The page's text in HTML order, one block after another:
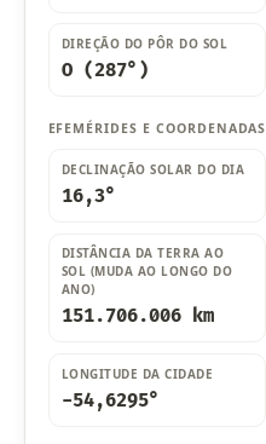
DIREÇÃO DO PÔR DO SOL
O (287°)
EFEMÉRIDES E COORDENADAS
DECLINAÇÃO SOLAR DO DIA
16,3°
DISTÂNCIA DA TERRA AO
SOL (MUDA AO LONGO DO
ANO)
151.706.006 km
LONGITUDE DA CIDADE
-54,6295°